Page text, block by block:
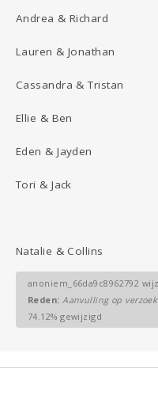
Andrea & Richard
Lauren & Jonathan
Cassandra & Tristan
Ellie & Ben
Eden & Jayden
Tori & Jack
Natalie & Collins
anoniem_66da9c8962792
Reden:Aanvulling op verzoek
74.12% gewijzigd